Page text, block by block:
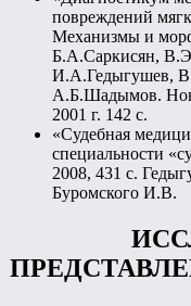
повреждений
Механизмы и
Б.А.Саркисян,
И.А.Гедыгушев,
А.Б.Шадымов.
2001 г. 142 с.
«Судебная
специальности
2008, 431 с.
Буромского И.В.